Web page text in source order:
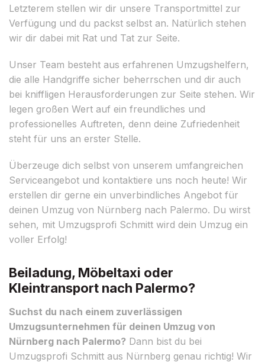
Letzterem stellen wir dir unsere Transportmittel zur
Verfügung und du packst selbst an. Natürlich stehen
wir dir dabei mit Rat und Tat zur Seite.
Unser Team besteht aus erfahrenen Umzugshelfern,
die alle Handgriffe sicher beherrschen und dir auch
bei kniffligen Herausforderungen zur Seite stehen. Wir
legen großen Wert auf ein freundliches und
professionelles Auftreten, denn deine Zufriedenheit
steht für uns an erster Stelle.
Überzeuge dich selbst von unserem umfangreichen
Serviceangebot und kontaktiere uns noch heute! Wir
erstellen dir gerne ein unverbindliches Angebot für
deinen Umzug von Nürnberg nach Palermo. Du wirst
sehen, mit Umzugsprofi Schmitt wird dein Umzug ein
voller Erfolg!
Beiladung, Möbeltaxi oder
Kleintransport nach Palermo?
Suchst du nach einem zuverlässigen
Umzugsunternehmen für deinen Umzug von
Nürnberg nach Palermo? Dann bist du bei
Umzugsprofi Schmitt aus Nürnberg genau richtig! Wir